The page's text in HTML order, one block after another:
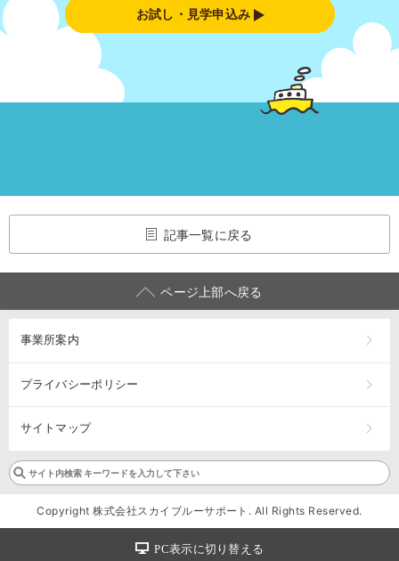
お試し・見学申込み
記事一覧に戻る
ページ上部へ戻る
事業所案内
プライバシーポリシー
サイトマップ
Copyright 株式会社スカイブルーサポート. All Rights Reserved.
PC表示に切り替える